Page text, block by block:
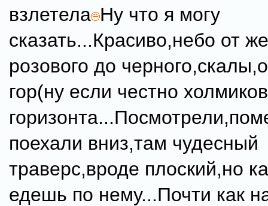
взлетела Ну что я могу
сказать...Красиво,небо от
розового до
гор(ну если честно
поехали вниз,там чудесный
траверс,вроде плоский,но
едешь по нему...Почти как